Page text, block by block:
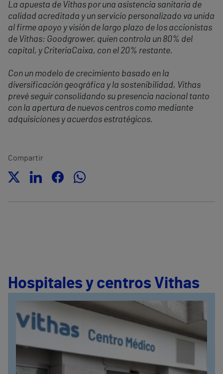
La apuesta de Vithas por una asistencia sanitaria de
calidad acreditada y un servicio personalizado va unida
al firme apoyo y visión de largo plazo de los accionistas
de Vithas: Goodgrower, quien controla un 80% del
capital, y CriteriaCaixa, con el 20% restante.
Con un modelo de crecimiento basado en la
diversificación geográfica y la sostenibilidad, Vithas
prevé seguir consolidando su presencia nacional tanto
con la apertura de nuevos centros como mediante
adquisiciones y acuerdos estratégicos.
Compartir
Hospitales y centros Vithas